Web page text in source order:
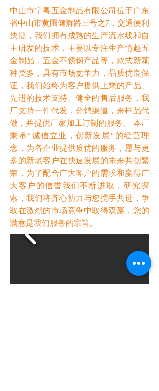
中山市宁粤五金制品有限公司位于广东
省中山市黄圃健辉路三号之7，交通便利
快捷，我们拥有成熟的生产流水线和自
主研发的技术，主要以专注生产情趣五
金制品，五金不锈钢产品等，款式新颖
种类多，具有市场竞争力，品质优良保
证，我们始终为客户提供上乘的产品、
先进的技术支持、健全的售后服务，我
厂支持一件代发，分销渠道，来样品代
做，并提供厂家加工订制的服务。 本厂
秉承“诚信立业，创新发展”的经营理
念，为各企业提供质优的服务，愿与更
多的新老客户在快速发展的未来共创繁
荣，为了配合广大客户的需求和赢得广
大客户的信誉我们不断进取，研究探
索，我们将齐心协力与您携手共进，争
取在激烈的市场竞争中取得双赢，您的
满意是我们服务的宗旨。